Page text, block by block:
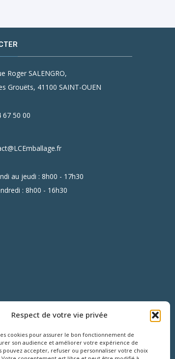
Respect de votre vie privée
cookies pour assurer le bon fonctionnement de
son audience et améliorer votre expérience de
pouvez accepter, refuser ou personnaliser votre choix
Roger SALENGRO,
Grouëts, 41100 SAINT-OUEN
67 50 00
au jeudi : 8h00 - 17h30
: 8h00 - 16h30